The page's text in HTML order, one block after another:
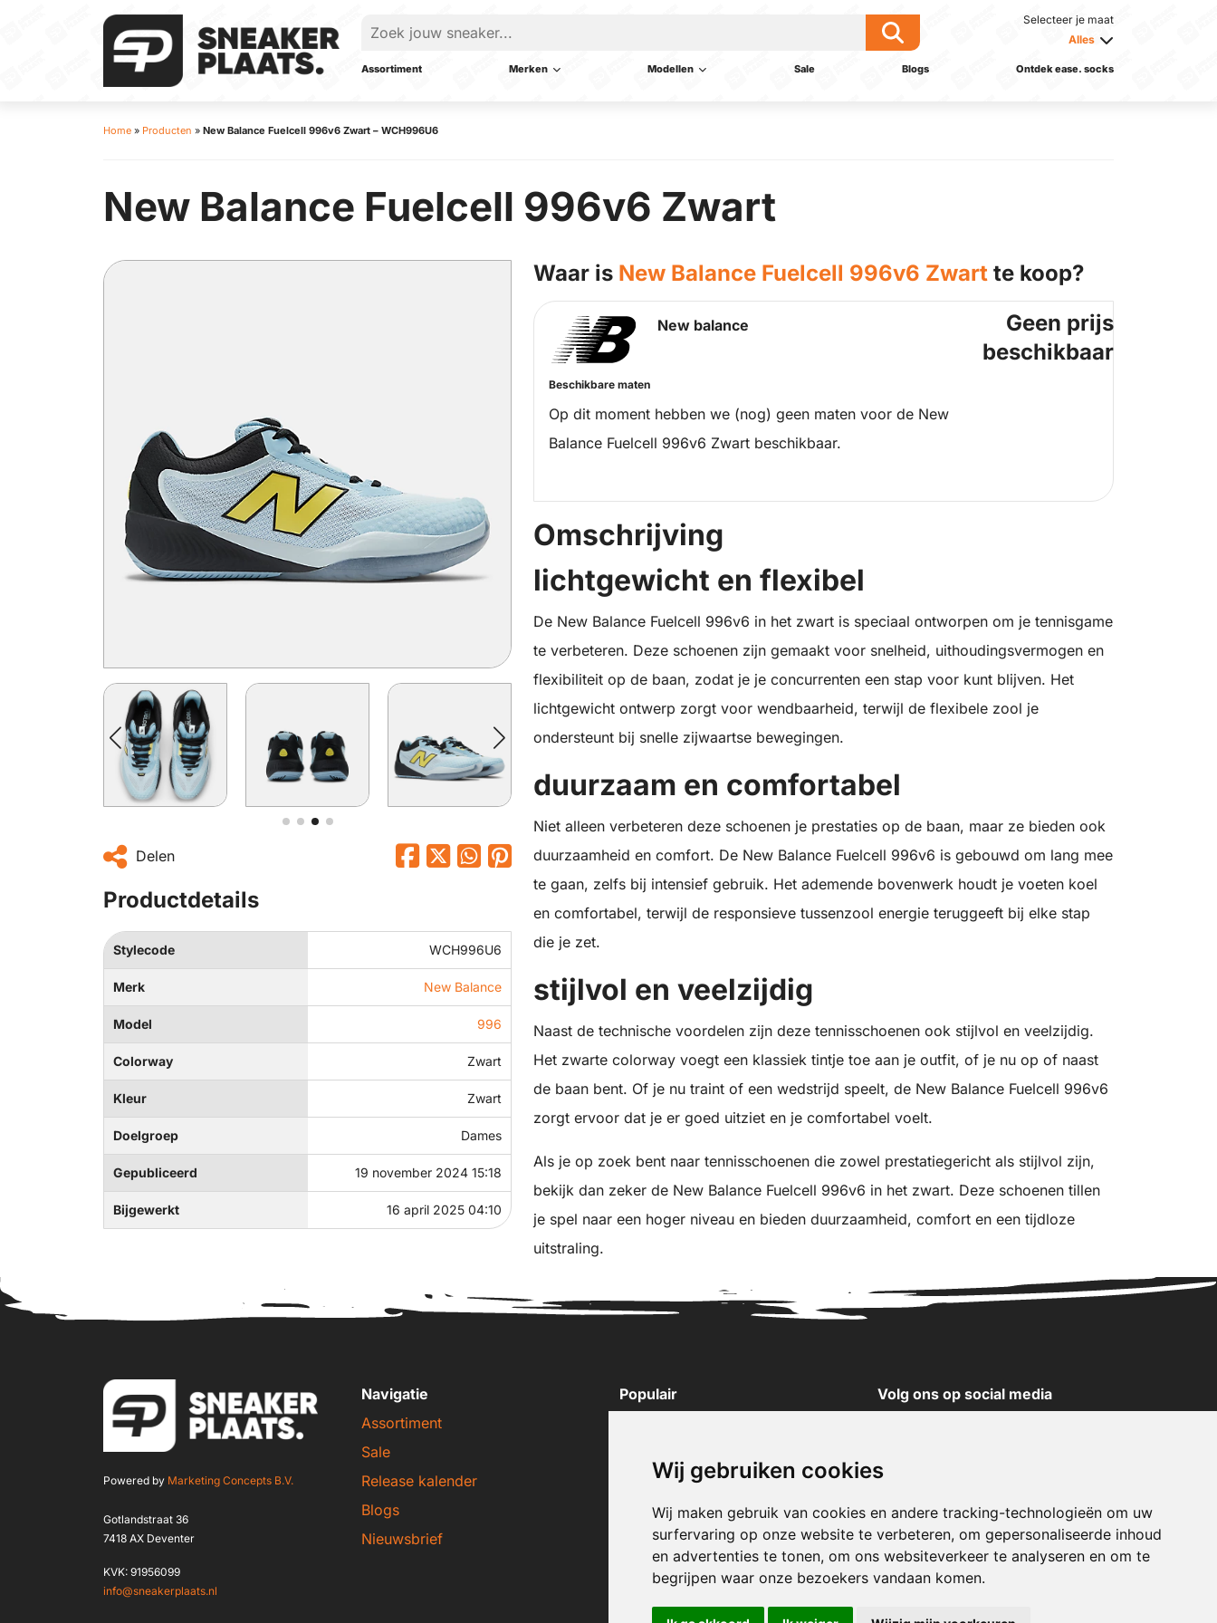
Wij gebruiken cookies
Wij maken gebruik van cookies en andere tracking-technologieën om uw
surfervaring op onze website te verbeteren, om gepersonaliseerde inhoud
en advertenties te tonen, om ons websiteverkeer te analyseren en om te
begrijpen waar onze bezoekers vandaan komen.
Selecteer je maat
Alles
Assortiment Merken Modellen Sale Blogs Ontdek ease. socks
Home » Producten » New Balance Fuelcell 996v6 Zwart – WCH996U6
New Balance Fuelcell 996v6 Zwart
Delen
Productdetails
Stylecode WCH996U6
Merk New Balance
Model 996
Colorway Zwart
Kleur Zwart
Doelgroep Dames
Gepubliceerd 19 november 2024 15:18
Bijgewerkt 16 april 2025 04:10
Waar is New Balance Fuelcell 996v6 Zwart te koop?
New balance
Beschikbare maten
Op dit moment hebben we (nog) geen maten voor de New
Balance Fuelcell 996v6 Zwart beschikbaar.
Geen prijs
beschikbaar
Omschrijving
lichtgewicht en flexibel
De New Balance Fuelcell 996v6 in het zwart is speciaal ontworpen om je tennisgame
te verbeteren. Deze schoenen zijn gemaakt voor snelheid, uithoudingsvermogen en
flexibiliteit op de baan, zodat je je concurrenten een stap voor kunt blijven. Het
lichtgewicht ontwerp zorgt voor wendbaarheid, terwijl de flexibele zool je
ondersteunt bij snelle zijwaartse bewegingen.
duurzaam en comfortabel
Niet alleen verbeteren deze schoenen je prestaties op de baan, maar ze bieden ook
duurzaamheid en comfort. De New Balance Fuelcell 996v6 is gebouwd om lang mee
te gaan, zelfs bij intensief gebruik. Het ademende bovenwerk houdt je voeten koel
en comfortabel, terwijl de responsieve tussenzool energie teruggeeft bij elke stap
die je zet.
stijlvol en veelzijdig
Naast de technische voordelen zijn deze tennisschoenen ook stijlvol en veelzijdig.
Het zwarte colorway voegt een klassiek tintje toe aan je outfit, of je nu op of naast
de baan bent. Of je nu traint of een wedstrijd speelt, de New Balance Fuelcell 996v6
zorgt ervoor dat je er goed uitziet en je comfortabel voelt.
Als je op zoek bent naar tennisschoenen die zowel prestatiegericht als stijlvol zijn,
bekijk dan zeker de New Balance Fuelcell 996v6 in het zwart. Deze schoenen tillen
je spel naar een hoger niveau en bieden duurzaamheid, comfort en een tijdloze
uitstraling.
Powered by Marketing Concepts B.V.
Gotlandstraat 36
7418 AX Deventer
KVK: 91956099
info@sneakerplaats.nl
Navigatie
Assortiment
Sale
Release kalender
Blogs
Nieuwsbrief
Populair
New Balance sneakers
Puma sneakers
Converse sneakers
Volg ons op social media
X
Pinterest